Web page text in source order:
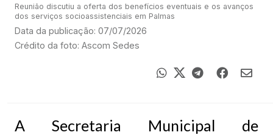
Reunião discutiu a oferta dos benefícios eventuais e os avanços
dos serviços socioassistenciais em Palmas
Data da publicação: 07/07/2026
Crédito da foto: Ascom Sedes
A Secretaria Municipal de